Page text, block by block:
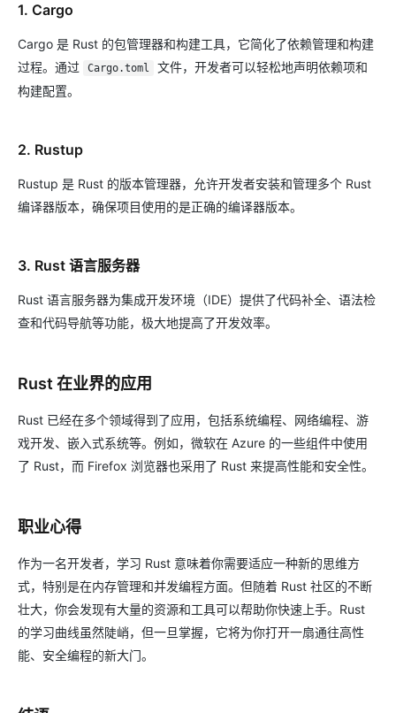
1. Cargo
Cargo 是 Rust 的包管理器和构建工具，它简化了依赖管理和构建
过程。通过
Cargo.toml
文件，开发者可以轻松地声明依赖项和
构建配置。
2. Rustup
Rustup 是 Rust 的版本管理器，允许开发者安装和管理多个 Rust
编译器版本，确保项目使用的是正确的编译器版本。
3. Rust 语言服务器
Rust 语言服务器为集成开发环境（IDE）提供了代码补全、语法检
查和代码导航等功能，极大地提高了开发效率。
Rust 在业界的应用
Rust 已经在多个领域得到了应用，包括系统编程、网络编程、游
戏开发、嵌入式系统等。例如，微软在 Azure 的一些组件中使用
了 Rust，而 Firefox 浏览器也采用了 Rust 来提高性能和安全性。
职业心得
作为一名开发者，学习 Rust 意味着你需要适应一种新的思维方
式，特别是在内存管理和并发编程方面。但随着 Rust 社区的不断
壮大，你会发现有大量的资源和工具可以帮助你快速上手。Rust
的学习曲线虽然陡峭，但一旦掌握，它将为你打开一扇通往高性
能、安全编程的新大门。